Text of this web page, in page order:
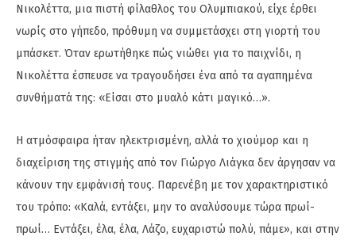
Νικολέττα, μια πιστή φίλαθλος του Ολυμπιακού, είχε έρθει
νωρίς στο γήπεδο, πρόθυμη να συμμετάσχει στη γιορτή του
μπάσκετ. Όταν ερωτήθηκε πώς νιώθει για το παιχνίδι, η
Νικολέττα έσπευσε να τραγουδήσει ένα από τα αγαπημένα
συνθήματά της: «Είσαι στο μυαλό κάτι μαγικό…».
Η ατμόσφαιρα ήταν ηλεκτρισμένη, αλλά το χιούμορ και η
διαχείριση της στιγμής από τον Γιώργο Λιάγκα δεν άργησαν να
κάνουν την εμφάνισή τους. Παρενέβη με τον χαρακτηριστικό
του τρόπο: «Καλά, εντάξει, μην το αναλύσουμε τώρα πρωί-
πρωί… Εντάξει, έλα, έλα, Λάζο, ευχαριστώ πολύ, πάμε», και στην